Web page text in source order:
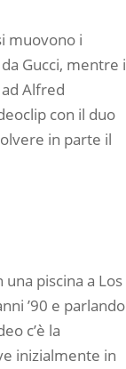
muovono i
Gucci, mentre i
Alfred
con il duo
in parte il
piscina a Los
’90 e parlando
c’è la
inizialmente in